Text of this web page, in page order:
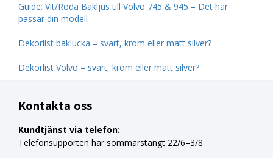
Guide: Vit/Röda Bakljus till Volvo 745 & 945 – Det här
passar din modell
Dekorlist baklucka – svart, krom eller matt silver?
Dekorlist Volvo – svart, krom eller matt silver?
Kontakta oss
Kundtjänst via telefon:
Telefonsupporten har sommarstängt 22/6–3/8